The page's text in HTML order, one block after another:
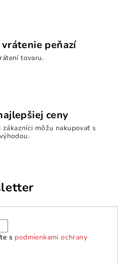
u
peňazí
tovaru.
ceny
zákazníci môžu nakupovať s
výhodou.
s podmienkami ochrany